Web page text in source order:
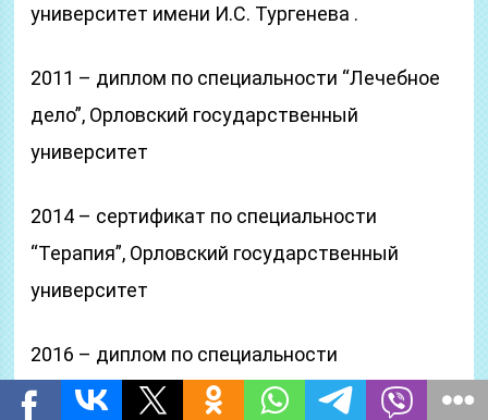
университет имени И.С. Тургенева .
2011 – диплом по специальности “Лечебное
дело”, Орловский государственный
университет
2014 – сертификат по специальности
“Терапия”, Орловский государственный
университет
2016 – диплом по специальности
“Неврология”, Орловский государственный